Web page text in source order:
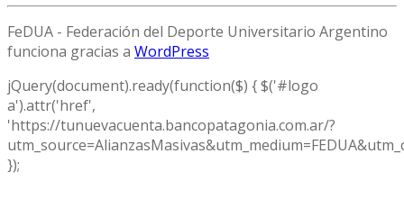
FeDUA - Federación del Deporte Universitario Argentino
funciona gracias a WordPress
jQuery(document).ready(function($) { $('#logo
a').attr('href',
'https://tunuevacuenta.bancopatagonia.com.ar/?
});